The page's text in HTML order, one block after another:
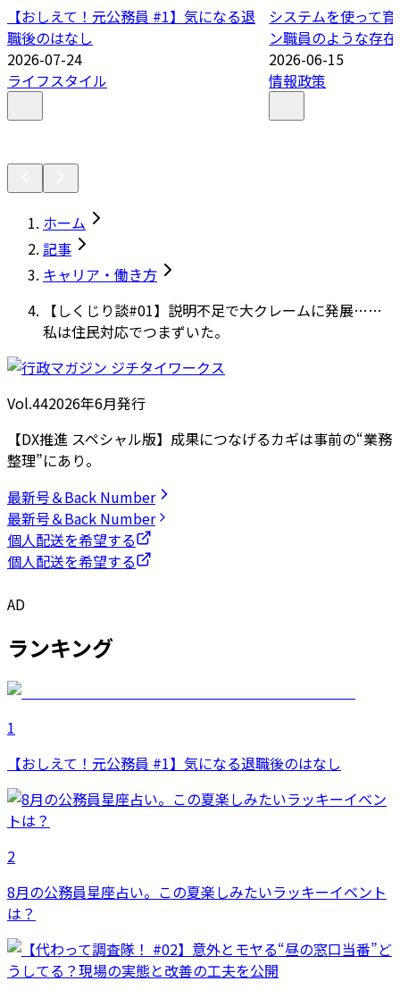
【おしえて！元公務員 #1】気になる退
職後のはなし
2026-07-24
ライフスタイル
システムを使って
ン職員のような存
2026-06-15
情報政策
ホーム
記事
キャリア・働き方
【しくじり談#01】説明不足で大クレームに発展……
私は住民対応でつまずいた。
Vol.442026年6月発行
【DX推進 スペシャル版】成果につなげるカギは事前の“業務
整理”にあり。
最新号＆Back Number
最新号＆Back Number
個人配送を希望する
個人配送を希望する
AD
ランキング
1
【おしえて！元公務員 #1】気になる退職後のはなし
2
8月の公務員星座占い。この夏楽しみたいラッキーイベント
は？